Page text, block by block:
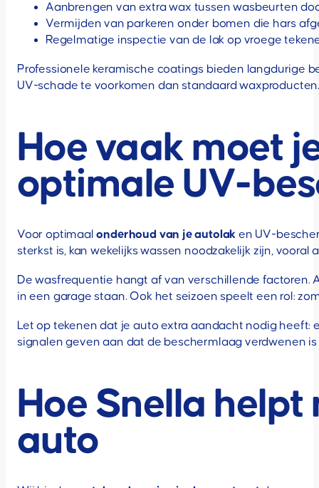
Aanbrengen van extra wax tussen wasbeurten
Vermijden van parkeren onder bomen die hars
Regelmatige inspectie van de lak op vroege
Professionele keramische coatings bieden langdurige
UV-schade te voorkomen dan standaard
Hoe vaak moet
optimale UV-
Voor optimaalonderhoud van je autolak en UV-
sterkst is, kan wekelijks wassen noodzakelijk zijn, vooral
De wasfrequentie hangt af van verschillende factoren.
in een garage staan. Ook het seizoen speelt een rol:
Let op tekenen dat je auto extra aandacht nodig
signalen geven aan dat de beschermlaag verdwenen
Hoe Snella
auto